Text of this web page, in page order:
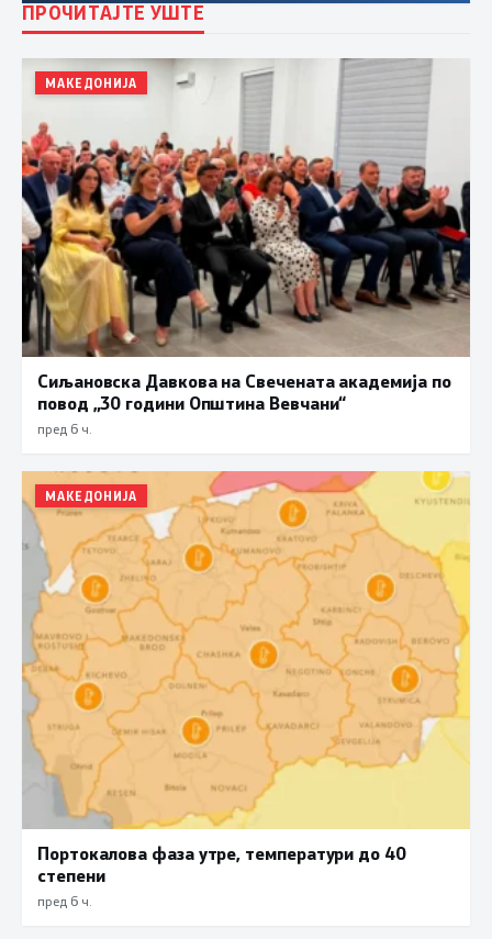
ПРОЧИТАЈТЕ УШТЕ
МАКЕДОНИЈА
Сиљановска Давкова на Свечената академија по
повод „30 години Општина Вевчани“
пред 6 ч.
МАКЕДОНИЈА
Портокалова фаза утре, температури до 40
степени
пред 6 ч.